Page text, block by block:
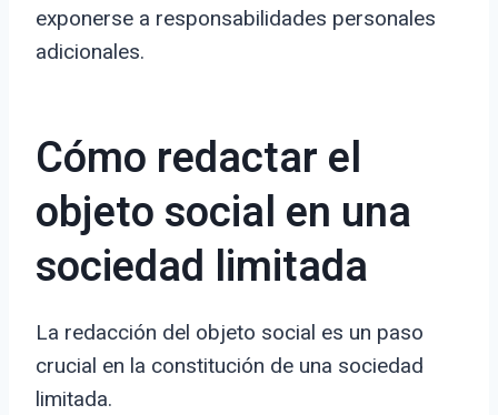
exponerse a responsabilidades personales
adicionales.
Cómo redactar el
objeto social en una
sociedad limitada
La redacción del objeto social es un paso
crucial en la constitución de una sociedad
limitada.